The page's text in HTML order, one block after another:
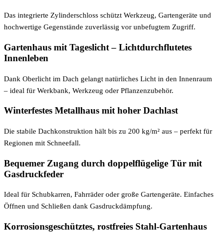
Das integrierte Zylinderschloss schützt Werkzeug, Gartengeräte und
hochwertige Gegenstände zuverlässig vor unbefugtem Zugriff.
Gartenhaus mit Tageslicht – Lichtdurchflutetes
Innenleben
Dank Oberlicht im Dach gelangt natürliches Licht in den Innenraum
– ideal für Werkbank, Werkzeug oder Pflanzenzubehör.
Winterfestes Metallhaus mit hoher Dachlast
Die stabile Dachkonstruktion hält bis zu 200 kg/m² aus – perfekt für
Regionen mit Schneefall.
Bequemer Zugang durch doppelflügelige Tür mit
Gasdruckfeder
Ideal für Schubkarren, Fahrräder oder große Gartengeräte. Einfaches
Öffnen und Schließen dank Gasdruckdämpfung.
Korrosionsgeschütztes, rostfreies Stahl-Gartenhaus